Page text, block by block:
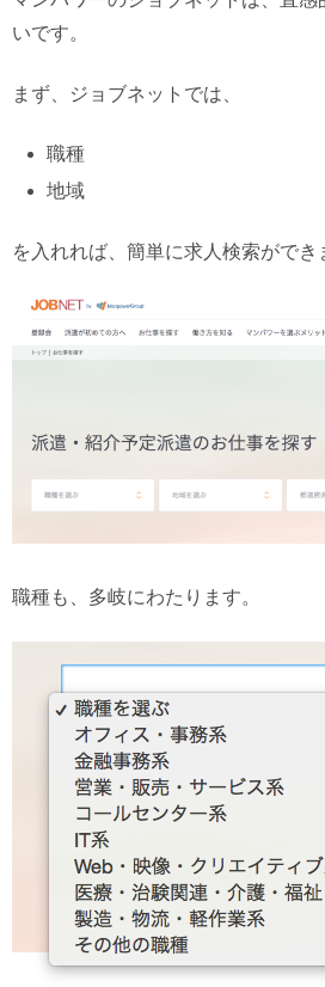
いです。
まず、ジョブネットでは、
職種
地域
を入れれば、簡単に求人検索ができ
職種も、多岐にわたります。